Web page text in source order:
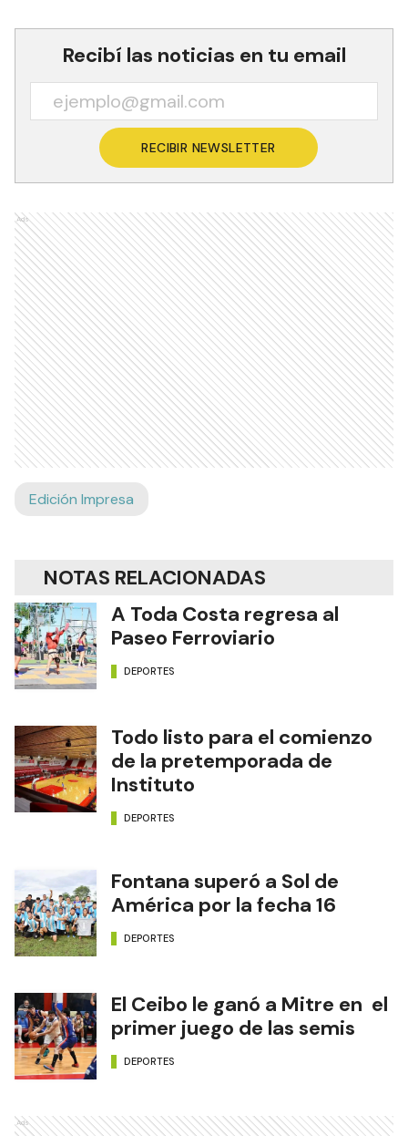
Recibí las noticias en tu email
RECIBIR NEWSLETTER
Ads
Edición Impresa
NOTAS RELACIONADAS
A Toda Costa regresa al
Paseo Ferroviario
DEPORTES
Todo listo para el comienzo
de la pretemporada de
Instituto
DEPORTES
Fontana superó a Sol de
América por la fecha 16
DEPORTES
El Ceibo le ganó a Mitre en el
primer juego de las semis
DEPORTES
Ads